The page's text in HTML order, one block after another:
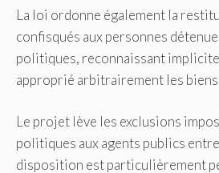
La loi ordonne également la
confisqués aux personnes
politiques, reconnaissant
approprié arbitrairement les
Le projet lève les exclusions
politiques aux agents publics
disposition est particulièrement